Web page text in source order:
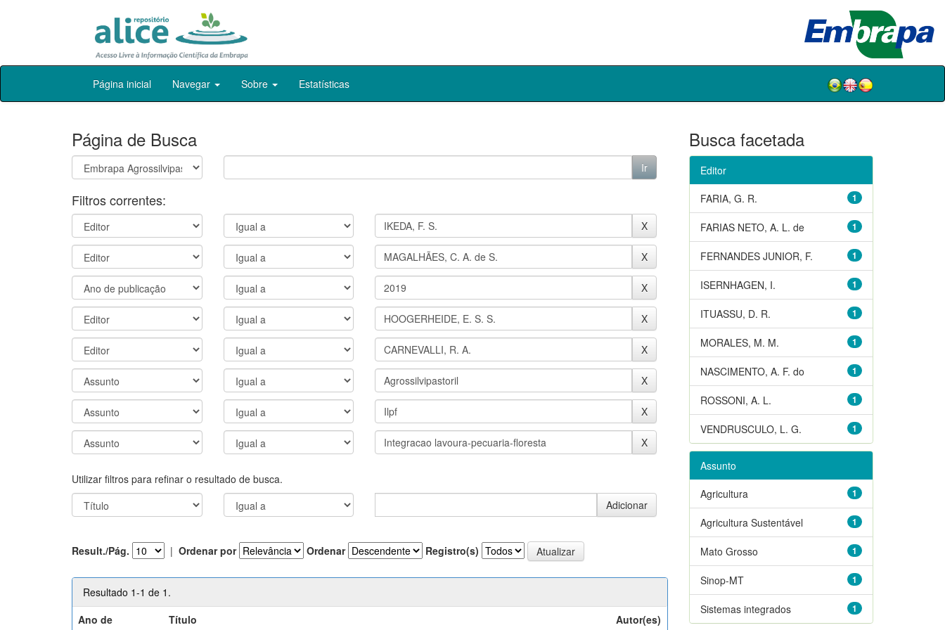
Skip
Página inicial Navegar Sobre Estatísticas
Página de Busca
Filtros correntes:
Utilizar filtros para refinar o resultado de busca.
Result./Pág. | Ordenar por Ordenar Registro(s)
Resultado 1-1 de 1.
Ano de
Título Autor(es)
Busca facetada
Editor
1
FARIA, G. R.
1
FARIAS NETO, A. L. de
1
FERNANDES JUNIOR, F.
1
ISERNHAGEN, I.
1
ITUASSU, D. R.
1
MORALES, M. M.
1
NASCIMENTO, A. F. do
1
ROSSONI, A. L.
1
VENDRUSCULO, L. G.
Assunto
1
Agricultura
1
Agricultura Sustentável
1
Mato Grosso
1
Sinop-MT
1
Sistemas integrados